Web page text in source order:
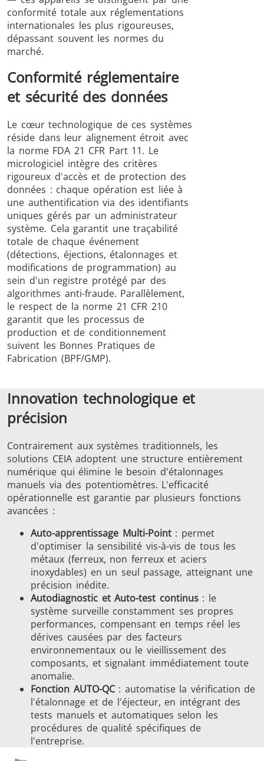
conformité totale aux réglementations
internationales les plus rigoureuses,
dépassant souvent les normes du
marché.
Conformité réglementaire
et sécurité des données
Le cœur technologique de ces systèmes
réside dans leur alignement étroit avec
la norme FDA 21 CFR Part 11. Le
micrologiciel intègre des critères
rigoureux d'accès et de protection des
données : chaque opération est liée à
une authentification via des identifiants
uniques gérés par un administrateur
système. Cela garantit une traçabilité
totale de chaque événement
(détections, éjections, étalonnages et
modifications de programmation) au
sein d'un registre protégé par des
algorithmes anti-fraude. Parallèlement,
le respect de la norme 21 CFR 210
garantit que les processus de
production et de conditionnement
suivent les Bonnes Pratiques de
Fabrication (BPF/GMP).
Innovation technologique et
précision
Contrairement aux systèmes traditionnels, les
solutions CEIA adoptent une structure entièrement
numérique qui élimine le besoin d'étalonnages
manuels via des potentiomètres. L'efficacité
opérationnelle est garantie par plusieurs fonctions
avancées :
Auto-apprentissage Multi-Point: permet
d'optimiser la sensibilité vis-à-vis de tous les
métaux (ferreux, non ferreux et aciers
inoxydables) en un seul passage, atteignant une
précision inédite.
Autodiagnostic et Auto-test continus: le
système surveille constamment ses propres
performances, compensant en temps réel les
dérives causées par des facteurs
environnementaux ou le vieillissement des
composants, et signalant immédiatement toute
anomalie.
Fonction AUTO-QC: automatise la vérification de
l'étalonnage et de l'éjecteur, en intégrant des
tests manuels et automatiques selon les
procédures de qualité spécifiques de
l'entreprise.